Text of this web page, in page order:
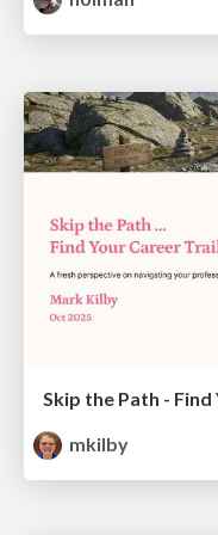
Skip the Path -
mkilby